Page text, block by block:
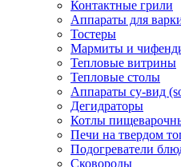
Контактные грили
Аппараты для
Тостеры
Мармиты и
Тепловые витрины
Тепловые столы
Аппараты су-вид
Дегидраторы
Котлы
Печи на твердом
Подогреватели
Сковороды